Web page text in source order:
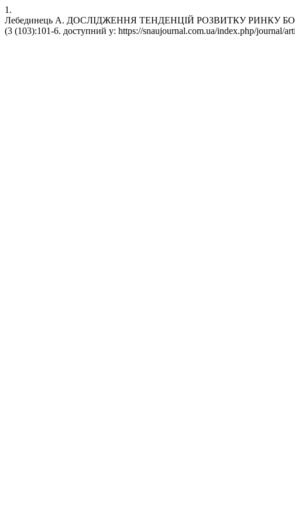
1.
Лебединець А. ДОСЛІДЖЕННЯ ТЕНДЕНЦІЙ РОЗВИТКУ РИНКУ
(3 (103):101-6. доступний у: https://snaujournal.com.ua/index.php/journal/